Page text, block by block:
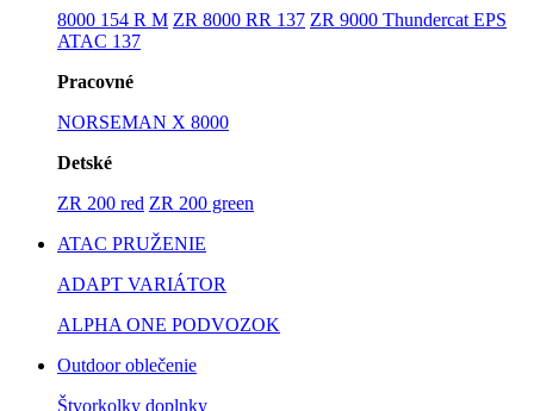
8000 154 R M ZR 8000 RR 137 ZR 9000 Thundercat EPS
ATAC 137
Pracovné
NORSEMAN X 8000
Detské
ZR 200 red ZR 200 green
ATAC PRUŽENIE
ADAPT VARIÁTOR
ALPHA ONE PODVOZOK
Outdoor oblečenie
Štvorkolky doplnky